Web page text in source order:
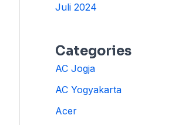
Juli 2024
Categories
AC Jogja
AC Yogyakarta
Acer